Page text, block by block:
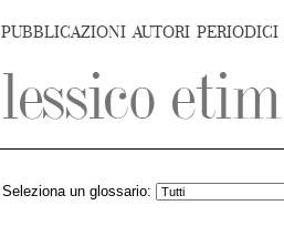
PUBBLICAZIONI AUTORI PERIODICI
Seleziona un glossario: